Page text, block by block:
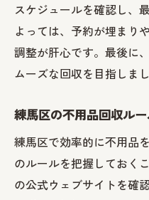
持続可能な不
ト参加
環境に優しい不
練馬区でのエコ
不用品回収中に避
不用品回収トラ
業者選びにおけ
スケジュールを確認し、
よっては、予約が埋まり
調整が肝心です。最後に
ムーズな回収を目指しまし
練馬区の不用品回収ル
練馬区で効率的に不用品
のルールを把握しておく
の公式ウェブサイトを確